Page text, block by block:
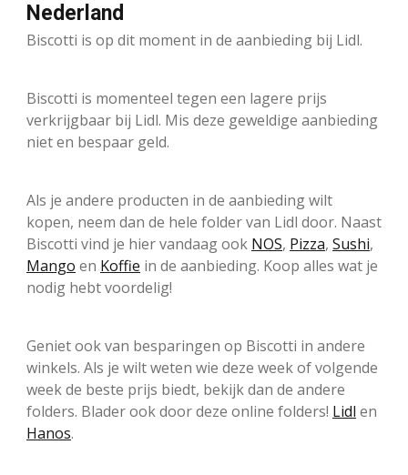
Nederland
Biscotti is op dit moment in de aanbieding bij Lidl.
Biscotti is momenteel tegen een lagere prijs
verkrijgbaar bij Lidl. Mis deze geweldige aanbieding
niet en bespaar geld.
Als je andere producten in de aanbieding wilt
kopen, neem dan de hele folder van Lidl door. Naast
Biscotti vind je hier vandaag ook NOS, Pizza, Sushi,
Mango en Koffie in de aanbieding. Koop alles wat je
nodig hebt voordelig!
Geniet ook van besparingen op Biscotti in andere
winkels. Als je wilt weten wie deze week of volgende
week de beste prijs biedt, bekijk dan de andere
folders. Blader ook door deze online folders! Lidl en
Hanos.